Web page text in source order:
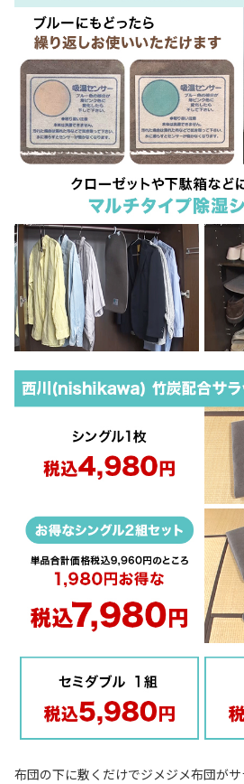
布団の下に敷くだけでジメジメ布団がサ